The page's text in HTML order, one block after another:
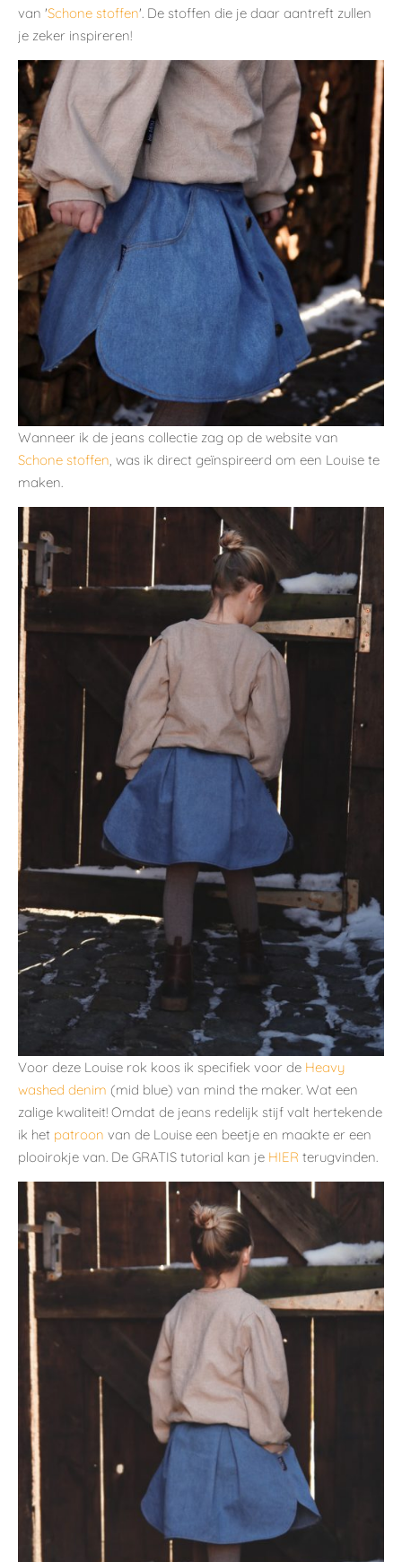
van 'Schone stoffen'. De stoffen die je daar aantreft zullen
je zeker inspireren!
Wanneer ik de jeans collectie zag op de website van
Schone stoffen, was ik direct geïnspireerd om een Louise te
maken.
Voor deze Louise rok koos ik specifiek voor de Heavy
washed denim (mid blue) van mind the maker. Wat een
zalige kwaliteit! Omdat de jeans redelijk stijf valt hertekende
ik het patroon van de Louise een beetje en maakte er een
plooirokje van. De GRATIS tutorial kan je HIER terugvinden.